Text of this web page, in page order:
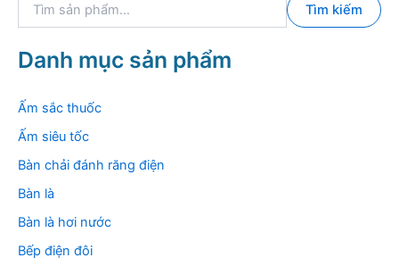
k
i
m
Tìm kiếm
Danh mục sản phẩm
Ấm sắc thuốc
Ấm siêu tốc
Bàn chải đánh răng điện
Bàn là
Bàn là hơi nước
Bếp điện đôi